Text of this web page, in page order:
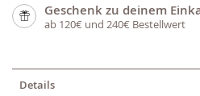
Geschenk zu deinem
ab 120€ und 240€ Bestellwert
Details